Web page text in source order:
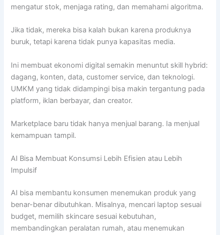
mengatur stok, menjaga rating, dan memahami algoritma.
Jika tidak, mereka bisa kalah bukan karena produknya
buruk, tetapi karena tidak punya kapasitas media.
Ini membuat ekonomi digital semakin menuntut skill hybrid:
dagang, konten, data, customer service, dan teknologi.
UMKM yang tidak didampingi bisa makin tergantung pada
platform, iklan berbayar, dan creator.
Marketplace baru tidak hanya menjual barang. Ia menjual
kemampuan tampil.
AI Bisa Membuat Konsumsi Lebih Efisien atau Lebih
Impulsif
AI bisa membantu konsumen menemukan produk yang
benar-benar dibutuhkan. Misalnya, mencari laptop sesuai
budget, memilih skincare sesuai kebutuhan,
membandingkan peralatan rumah, atau menemukan